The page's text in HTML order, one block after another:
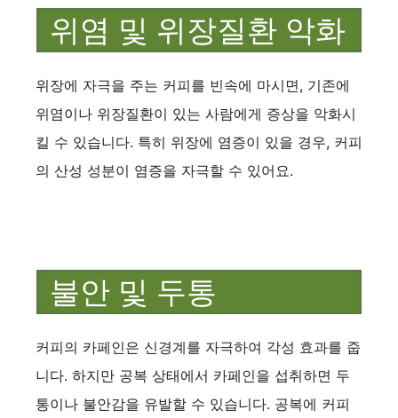
위염 및 위장질환 악화
위장에 자극을 주는 커피를 빈속에 마시면, 기존에
위염이나 위장질환이 있는 사람에게 증상을 악화시
킬 수 있습니다. 특히 위장에 염증이 있을 경우, 커피
의 산성 성분이 염증을 자극할 수 있어요.
불안 및 두통
커피의 카페인은 신경계를 자극하여 각성 효과를 줍
니다. 하지만 공복 상태에서 카페인을 섭취하면 두
통이나 불안감을 유발할 수 있습니다. 공복에 커피